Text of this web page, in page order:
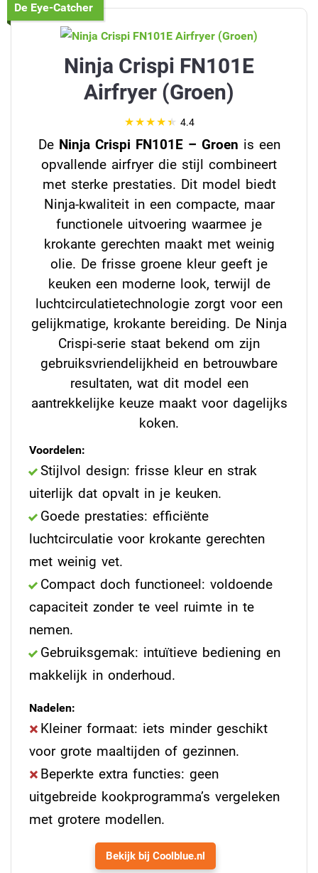
De Eye-Catcher
Ninja Crispi FN101E
Airfryer (Groen)
4.4
De Ninja Crispi FN101E – Groen is een
opvallende airfryer die stijl combineert
met sterke prestaties. Dit model biedt
Ninja-kwaliteit in een compacte, maar
functionele uitvoering waarmee je
krokante gerechten maakt met weinig
olie. De frisse groene kleur geeft je
keuken een moderne look, terwijl de
luchtcirculatietechnologie zorgt voor een
gelijkmatige, krokante bereiding. De Ninja
Crispi-serie staat bekend om zijn
gebruiksvriendelijkheid en betrouwbare
resultaten, wat dit model een
aantrekkelijke keuze maakt voor dagelijks
koken.
Voordelen:
Stijlvol design: frisse kleur en strak
uiterlijk dat opvalt in je keuken.
Goede prestaties: efficiënte
luchtcirculatie voor krokante gerechten
met weinig vet.
Compact doch functioneel: voldoende
capaciteit zonder te veel ruimte in te
nemen.
Gebruiksgemak: intuïtieve bediening en
makkelijk in onderhoud.
Nadelen:
Kleiner formaat: iets minder geschikt
voor grote maaltijden of gezinnen.
Beperkte extra functies: geen
uitgebreide kookprogramma’s vergeleken
met grotere modellen.
Bekijk bij Coolblue.nl